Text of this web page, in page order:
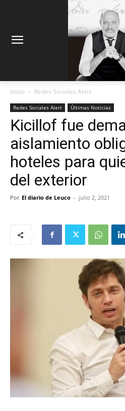
Inicio Redes Sociales Alert
Redes Sociales Alert Últimas Noticias
Kicillof fue
aislamiento
hoteles para
del exterior
Por El diario de Leuco - julio 2, 2021